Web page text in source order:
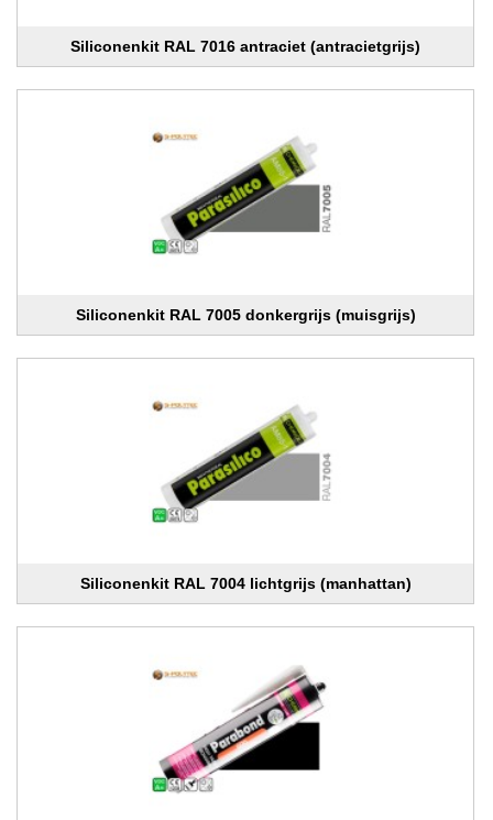
Siliconenkit RAL 7016 antraciet (antracietgrijs)
Siliconenkit RAL 7005 donkergrijs (muisgrijs)
Siliconenkit RAL 7004 lichtgrijs (manhattan)